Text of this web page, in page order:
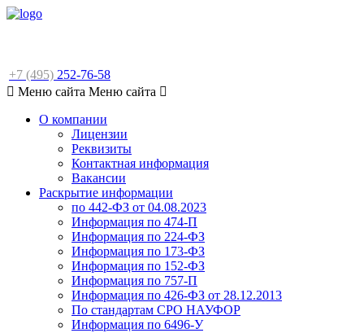
+7 (495) 252-76-58
Меню сайта Меню сайта
О компании
Лицензии
Реквизиты
Контактная информация
Вакансии
Раскрытие информации
по 442-ФЗ от 04.08.2023
Информация по 474-П
Информация по 224-ФЗ
Информация по 173-ФЗ
Информация по 152-ФЗ
Информация по 757-П
Информация по 426-ФЗ от 28.12.2013
По стандартам СРО НАУФОР
Информация по 6496-У